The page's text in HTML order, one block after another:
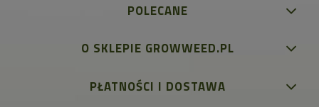
POLECANE
O SKLEPIE GROWWEED.PL
PŁATNOŚCI I DOSTAWA